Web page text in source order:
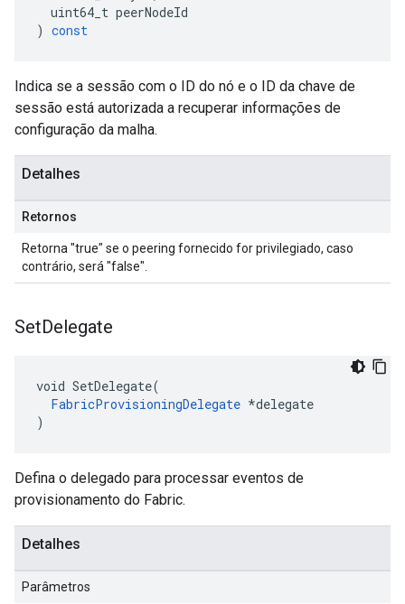
uint64_t peerNodeId
) const
Indica se a sessão com o ID do nó e o ID da chave de
sessão está autorizada a recuperar informações de
configuração da malha.
Detalhes
Retornos
Retorna "true" se o peering fornecido for privilegiado, caso
contrário, será "false".
SetDelegate
void SetDelegate(
FabricProvisioningDelegate *delegate
)
Defina o delegado para processar eventos de
provisionamento do Fabric.
Detalhes
Parâmetros